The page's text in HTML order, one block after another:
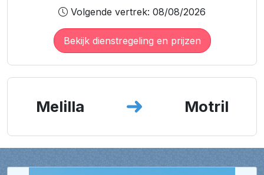
Volgende vertrek: 08/08/2026
Bekijk dienstregeling en prijzen
Melilla Motril